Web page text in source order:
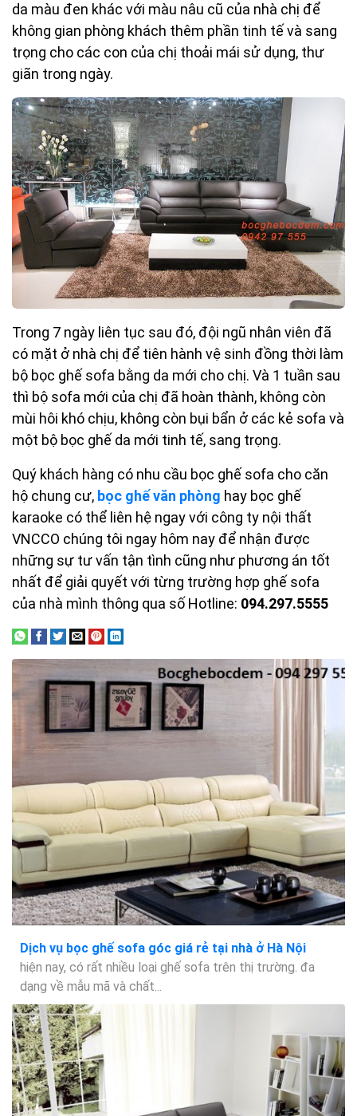
da màu đen khác với màu nâu cũ của nhà chị để
không gian phòng khách thêm phần tinh tế và sang
trọng cho các con của chị thoải mái sử dụng, thư
giãn trong ngày.
Trong 7 ngày liên tục sau đó, đội ngũ nhân viên đã
có mặt ở nhà chị để tiên hành vệ sinh đồng thời làm
bộ bọc ghế sofa bằng da mới cho chị. Và 1 tuần sau
thì bộ sofa mới của chị đã hoàn thành, không còn
mùi hôi khó chịu, không còn bụi bẩn ở các kẻ sofa và
một bộ bọc ghế da mới tinh tế, sang trọng.
Quý khách hàng có nhu cầu bọc ghế sofa cho căn
hộ chung cư, bọc ghế văn phòng hay bọc ghế
karaoke có thể liên hệ ngay với công ty nội thất
VNCCO chúng tôi ngay hôm nay để nhận được
những sự tư vấn tận tình cũng như phương án tốt
nhất để giải quyết với từng trường hợp ghế sofa
của nhà mình thông qua số Hotline: 094.297.5555
Dịch vụ bọc ghế sofa góc giá rẻ tại nhà ở Hà Nội
hiện nay, có rất nhiều loại ghế sofa trên thị trường. đa
dạng về mẫu mã và chất...